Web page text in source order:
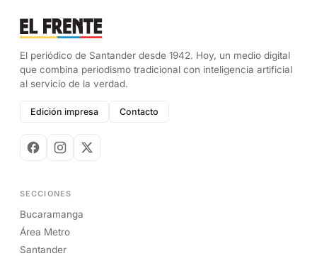
El periódico de Santander desde 1942. Hoy, un medio digital
que combina periodismo tradicional con inteligencia artificial
al servicio de la verdad.
Edición impresa Contacto
SECCIONES
Bucaramanga
Área Metro
Santander